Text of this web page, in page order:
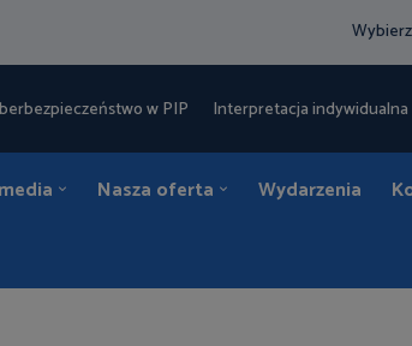
w PIP Interpretacja indywidualna
Nasza oferta Wydarzenia